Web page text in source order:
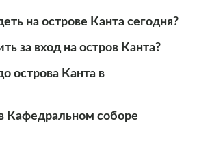
на острове Канта сегодня?
за вход на остров Канта?
острова Канта в
Кафедральном соборе